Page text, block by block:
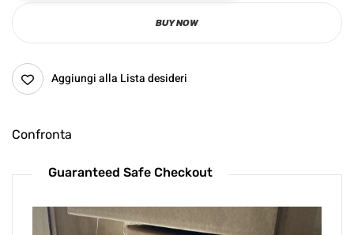
BUY NOW
Aggiungi alla Lista desideri
Confronta
Guaranteed Safe Checkout